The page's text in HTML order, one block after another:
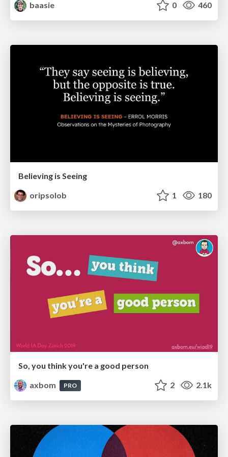
baasie 0 460
Believing is Seeing
oripsolob
1 180
So, you think you're a good person
axbom
PRO 2 2.1k